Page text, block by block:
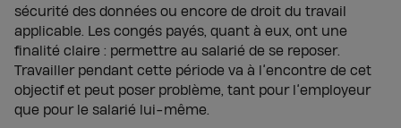
sécurité des données ou encore de droit du travail
applicable. Les congés payés, quant à eux, ont une
finalité claire : permettre au salarié de se reposer.
Travailler pendant cette période va à l’encontre de cet
objectif et peut poser problème, tant pour l’employeur
que pour le salarié lui-même.